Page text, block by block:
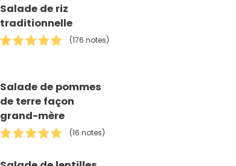
Salade de riz
traditionnelle
(176 notes)
Salade de pommes
de terre façon
grand-mère
(16 notes)